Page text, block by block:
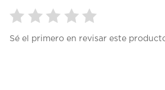
paraparaparaparapara
Sé el primero en revisar este